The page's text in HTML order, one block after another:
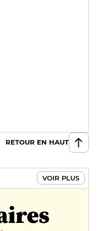
RETOUR EN HAUT
VOIR PLUS